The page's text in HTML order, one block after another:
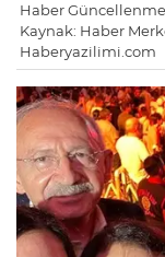
Haber
Kaynak: Haber
Haberyazilimi.com